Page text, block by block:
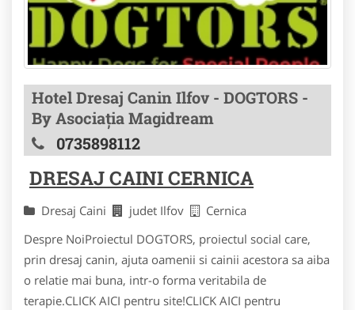
Hotel Dresaj Canin Ilfov - DOGTORS -
By Asociația Magidream
0735898112
DRESAJ CAINI CERNICA
Dresaj Caini judet Ilfov
Cernica
Despre NoiProiectul DOGTORS, proiectul social care,
prin dresaj canin, ajuta oamenii si cainii acestora sa aiba
o relatie mai buna, intr-o forma veritabila de
terapie.CLICK AICI pentru site!CLICK AICI pentru